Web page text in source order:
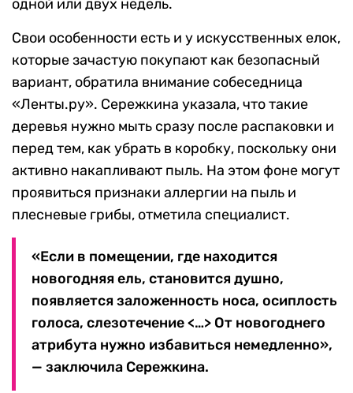
одной или двух недель.
Свои особенности есть и у искусственных елок,
которые зачастую покупают как безопасный
вариант, обратила внимание собеседница
«Ленты.ру». Сережкина указала, что такие
деревья нужно мыть сразу после распаковки и
перед тем, как убрать в коробку, поскольку они
активно накапливают пыль. На этом фоне могут
проявиться признаки аллергии на пыль и
плесневые грибы, отметила специалист.
«Если в помещении, где находится
новогодняя ель, становится душно,
появляется заложенность носа, осиплость
голоса, слезотечение <…> От новогоднего
атрибута нужно избавиться немедленно»,
— заключила Сережкина.